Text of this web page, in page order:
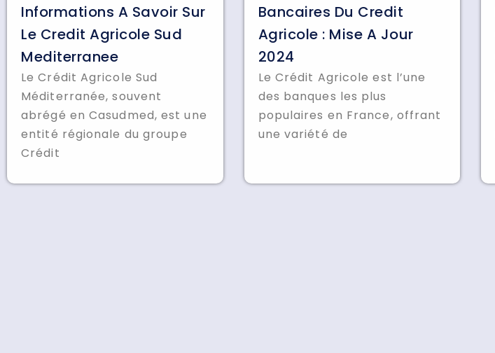
Informations A Savoir Sur
Le Credit Agricole Sud
Mediterranee
Le Crédit Agricole Sud
Méditerranée, souvent
abrégé en Casudmed, est une
entité régionale du groupe
Crédit
Bancaires Du Credit
Agricole : Mise A Jour
2024
Le Crédit Agricole est l’une
des banques les plus
populaires en France, offrant
une variété de